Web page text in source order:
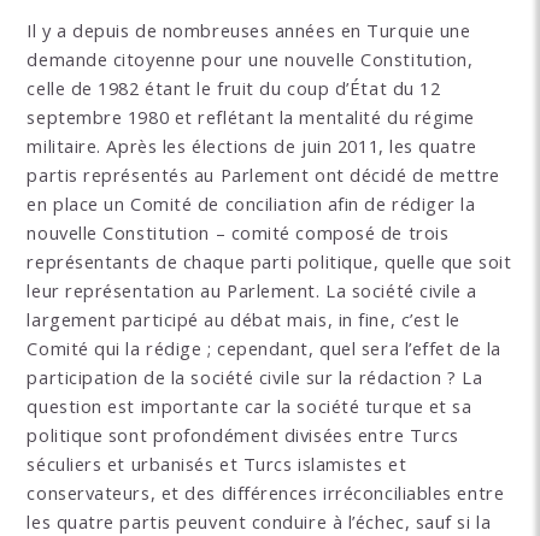
Il y a depuis de nombreuses années en Turquie une
demande citoyenne pour une nouvelle Constitution,
celle de 1982 étant le fruit du coup d’État du 12
septembre 1980 et reflétant la mentalité du régime
militaire. Après les élections de juin 2011, les quatre
partis représentés au Parlement ont décidé de mettre
en place un Comité de conciliation afin de rédiger la
nouvelle Constitution – comité composé de trois
représentants de chaque parti politique, quelle que soit
leur représentation au Parlement. La société civile a
largement participé au débat mais, in fine, c’est le
Comité qui la rédige ; cependant, quel sera l’effet de la
participation de la société civile sur la rédaction ? La
question est importante car la société turque et sa
politique sont profondément divisées entre Turcs
séculiers et urbanisés et Turcs islamistes et
conservateurs, et des différences irréconciliables entre
les quatre partis peuvent conduire à l’échec, sauf si la